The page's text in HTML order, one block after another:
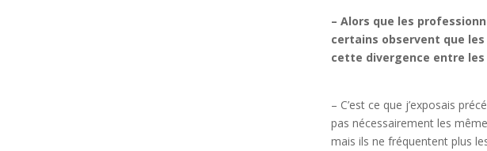
– Alors que les
certains observent que
cette divergence entre
– C’est ce que j’exposais
pas nécessairement les
mais ils ne fréquentent plus